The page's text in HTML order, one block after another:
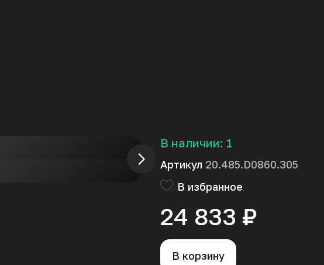
В наличии: 1
Артикул 20.485.D0860.305
В избранное
24 833 ₽
В корзину